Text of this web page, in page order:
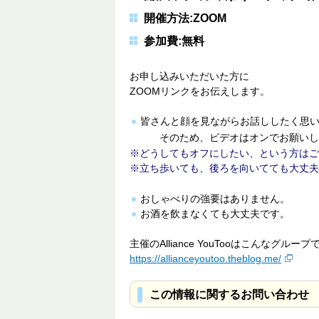
開催方法:ZOOM
参加費:無料
お申し込みいただいた方に
ZOOMリンクをお伝えします。
皆さんと顔を見ながらお話ししたく思
そのため、ビデオはオンでお願い
どうしてもオフにしたい、という方は
立ち歩いても、後ろを向いてても大丈夫
おしゃべりの強要はありません。
お酒を飲まなくても大丈夫です。
主催のAlliance YouTooはこんなグループ
https://allianceyoutoo.theblog.me/
この情報に関するお問い合わせ